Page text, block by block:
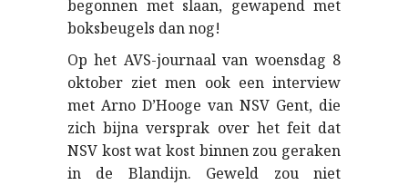
begonnen met slaan, gewapend met
boksbeugels dan nog!
Op het AVS-journaal van woensdag 8
oktober ziet men ook een interview
met Arno D’Hooge van NSV Gent, die
zich bijna versprak over het feit dat
NSV kost wat kost binnen zou geraken
in de Blandijn. Geweld zou niet